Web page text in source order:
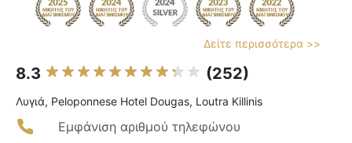
Δείτε περισσότερα >>
8.3 (252)
Λυγιά, Peloponnese Hotel Dougas, Loutra Killinis
Εμφάνιση αριθμού τηλεφώνου